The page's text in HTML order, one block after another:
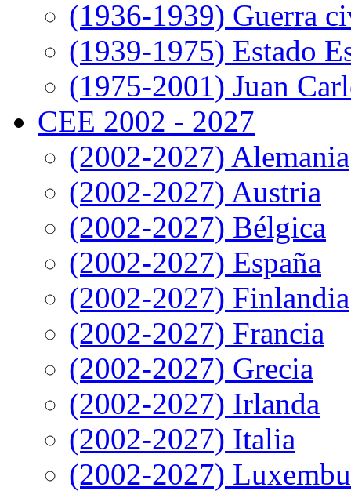
(1936-1939) Guerra
(1939-1975) Estado
(1975-2001) Juan
CEE 2002 - 2027
(2002-2027) Alemania
(2002-2027) Austria
(2002-2027) Bélgica
(2002-2027) España
(2002-2027) Finlandia
(2002-2027) Francia
(2002-2027) Grecia
(2002-2027) Irlanda
(2002-2027) Italia
(2002-2027)